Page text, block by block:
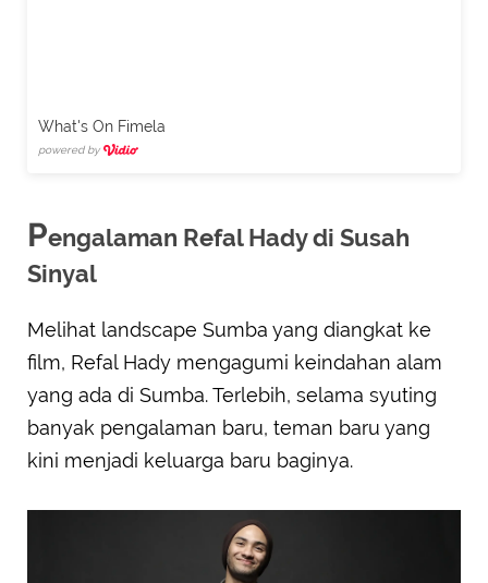
What's On Fimela
powered by
Pengalaman Refal Hady di Susah
Sinyal
Melihat landscape Sumba yang diangkat ke
film, Refal Hady mengagumi keindahan alam
yang ada di Sumba. Terlebih, selama syuting
banyak pengalaman baru, teman baru yang
kini menjadi keluarga baru baginya.